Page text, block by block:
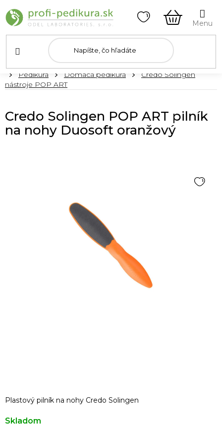
na
obsah
KOŠÍK
DomovPedikúra Domáca pedikúra
Credo Solingen
nástroje POP ART
Plastový pilník na nohy Credo Solingen
Skladom
Credo Solingen POP ART pilník
na nohy Duosoft oranžový